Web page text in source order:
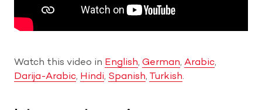
Watch this video in English, German, Arabic,
Darija-Arabic, Hindi, Spanish, Turkish.